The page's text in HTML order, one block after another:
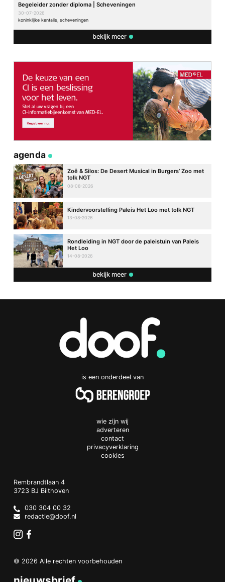
Begeleider zonder diploma | Scheveningen
30-07-2026
koninklijke kentalis, scheveningen
bekijk meer
agenda
Zoë & Silos: De Desert Musical in Burgers’ Zoo met
tolk NGT
08-08-2026
Kindervoorstelling Paleis Het Loo met tolk NGT
13-08-2026
Rondleiding in NGT door de paleistuin van Paleis
Het Loo
14-08-2026
bekijk meer
is een onderdeel van
wie zijn wij
adverteren
contact
privacyverklaring
cookies
Doof.nl
work
Rembrandtlaan 4
3723 BJ Bilthoven
Netherlands
030 304 00 32
redactie@doof.nl
© 2026 Alle rechten voorbehouden